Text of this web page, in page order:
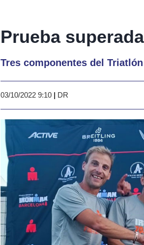
Prueba
Tres componentes del
03/10/2022 9:10 | DR